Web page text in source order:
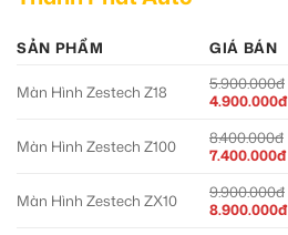
SẢN PHẨM GIÁ BÁN
Màn Hình Zestech Z18
5.900.000đ
4.900.000đ
Màn Hình Zestech Z100
8.400.000đ
7.400.000đ
Màn Hình Zestech ZX10
9.900.000đ
8.900.000đ